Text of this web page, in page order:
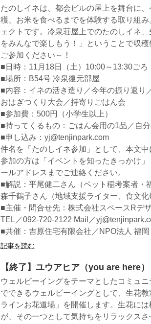
たのしイネは、都会ビルの屋上を舞台に
穫、お米を食べるまでを体験する取り組
ェクトです。冷泉荘屋上でのたのしイネ
をみんなで楽しもう！」ということで収
ご参加ください～！
■日時：11月18日（土）10:00～13:30ご
■場所：B54号 冷泉復元部屋
■内容：イネの活き造り／今年の振り返り
おはぎつくり大会／持寄りごはん会
■参加費：500円（小学生以上）
■持ってくるもの：ごはん会用の1品／自
■申し込み：yj@tenjinpark.com
件名を「たのしイネ参加」として、本文
参加の方は「イベントを知ったきっかけ
ールアドレスまでご連絡ください。
■解説：平尾健二さん（ペット稲考案者・
森千鶴子さん（地域支援ライター、食文化
■主催・問合せ先：株式会社スペースRデ
TEL／092-720-2122 Mail／
■共催：吉原住宅有限会社／NPO法人 福
記事を読む
【終了】ユウアヒア（you are here
ウェルビーイングをテーマとしたコミュ
でできるウェルビーイングとして、生花
ラインお花道場」を開催します。生花に
が、その一つとして気持ちをリラックス